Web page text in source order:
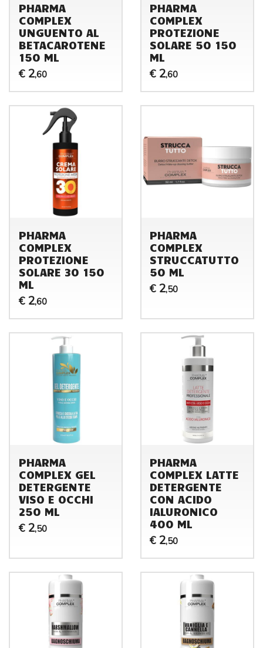
PHARMA
COMPLEX
UNGUENTO AL
BETACAROTENE
150 ML
€ 2,60
PHARMA
COMPLEX
PROTEZIONE
SOLARE 50 150
ML
€ 2,60
PHARMA
COMPLEX
PROTEZIONE
SOLARE 30 150
ML
€ 2,60
PHARMA
COMPLEX
STRUCCATUTTO
50 ML
€ 2,50
PHARMA
COMPLEX GEL
DETERGENTE
VISO E OCCHI
250 ML
€ 2,50
PHARMA
COMPLEX LATTE
DETERGENTE
CON ACIDO
IALURONICO
400 ML
€ 2,50